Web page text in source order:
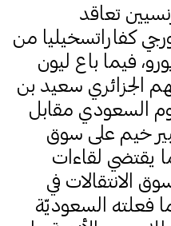
تعاقد
كفاراتسخيليا من
70 مليون يورو، فيما باع ليون
الجزائري سعيد بن
السعودي مقابل
خيم على سوق
يقتضي لقاءات
الانتقالات في
فعلته السعوديّة